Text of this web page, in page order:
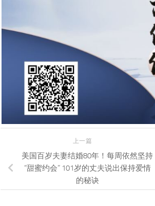
上一篇
美国百岁夫妻结婚80年！每周依然坚持
“甜蜜约会” 101岁的丈夫说出保持爱情
的秘诀